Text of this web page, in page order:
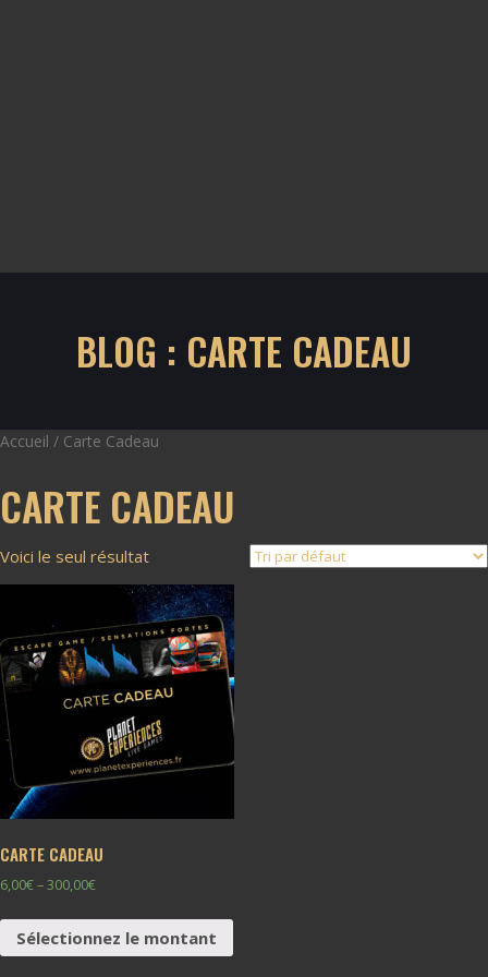
BLOG : CARTE CADEAU
Accueil / Carte Cadeau
CARTE CADEAU
Voici le seul résultat
CARTE CADEAU
6,00€–300,00€
Sélectionnez le montant